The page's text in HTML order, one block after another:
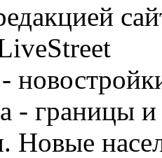
- границы
Новые